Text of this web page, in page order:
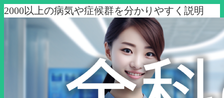
2000以上の病気や症候群を分かりやすく説明